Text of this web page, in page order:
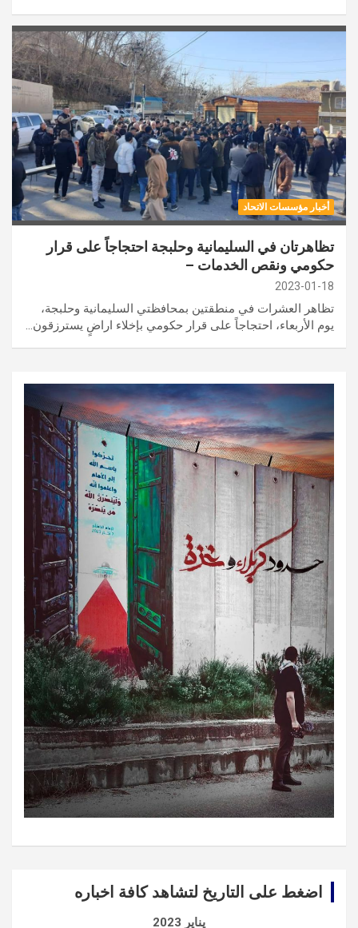
أخبار مؤسسات الاتحاد
تظاهرتان في السليمانية وحلبجة احتجاجاً على قرار
حكومي ونقص الخدمات –
2023-01-18
تظاهر العشرات في منطقتين بمحافظتي السليمانية وحلبجة،
يوم الأربعاء، احتجاجاً على قرار حكومي بإخلاء اراضٍ يسترزقون…
اضغط على التاريخ لتشاهد كافة اخباره
يناير 2023